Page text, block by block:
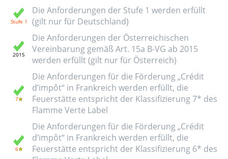
Die Anforderungen der Stufe 1 werden erfüllt
(gilt nur für Deutschland)
Die Anforderungen der Österreichischen
Vereinbarung gemäß Art. 15a B-VG ab 2015
werden erfüllt (gilt nur für Österreich)
Die Anforderungen für die Förderung „Crédit
d’impôt“ in Frankreich werden erfüllt, die
Feuerstätte entspricht der Klassifizierung 7* des
Flamme Verte Label
Die Anforderungen für die Förderung „Crédit
d’impôt“ in Frankreich werden erfüllt, die
Feuerstätte entspricht der Klassifizierung 6* des